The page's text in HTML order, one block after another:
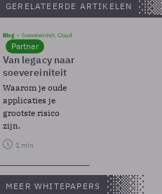
GERELATEERDE ARTIKELEN
Blog Soevereinteit, Cloud
Partner
Van legacy naar
soevereiniteit
Waarom je oude
applicaties je
grootste risico
zijn.
1 min
MEER WHITEPAPERS